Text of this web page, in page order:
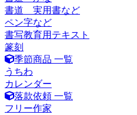
書道 実用書など
ペン字など
書写教育用テキスト
篆刻
季節商品 一覧
うちわ
カレンダー
落款依頼 一覧
フリー作家